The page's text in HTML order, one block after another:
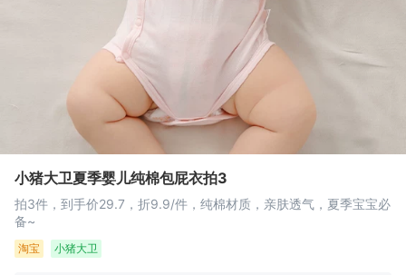
小猪大卫夏季婴儿纯棉包屁衣拍3
拍3件，到手价29.7，折9.9/件，纯棉材质，亲肤透气，夏季宝宝必
备~
淘宝 小猪大卫